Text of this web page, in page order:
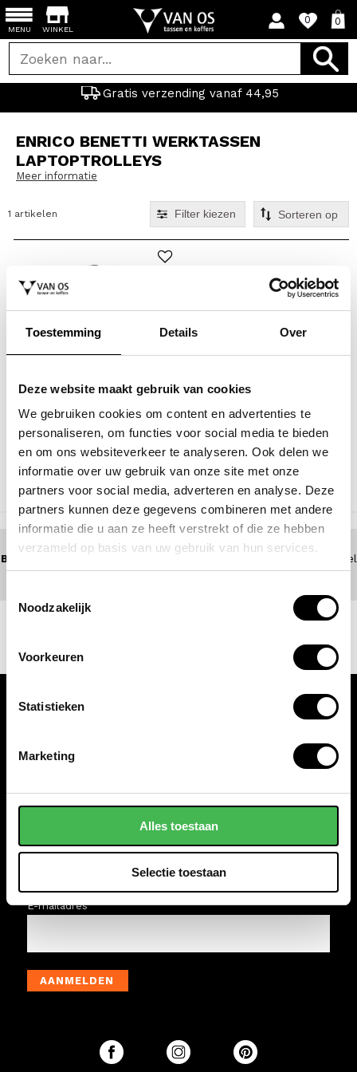
Toestemming Details Over
Deze website maakt gebruik van cookies
We gebruiken cookies om content en advertenties te
personaliseren, om functies voor social media te bieden
en om ons websiteverkeer te analyseren. Ook delen we
informatie over uw gebruik van onze site met onze
partners voor social media, adverteren en analyse. Deze
partners kunnen deze gegevens combineren met andere
informatie die u aan ze heeft verstrekt of die ze hebben
verzameld op basis van uw gebruik van hun services.
Noodzakelijk
Voorkeuren
Statistieken
Marketing
Alles toestaan
Selectie toestaan
WINKEL
0 0
Gratis verzending vanaf 44,95
MENU
ENRICO BENETTI WERKTASSEN
LAPTOPTROLLEYS
Meer informatie
1 artikelen Filter kiezen
ENRICO BENETTI
laptoptrolley / businesstrolley
129,95
NAAR BOVEN
BEL 0172 - 447 517
(5 dagen per week bereikbaar) of zoek een winkel
bij jou in de buurt
KLANTENSERVICE
onze aanbiedingen, speciale acties en nieuwtjes.
(uitschrijven is altijd mogelijk)
E-mailadres
AANMELDEN